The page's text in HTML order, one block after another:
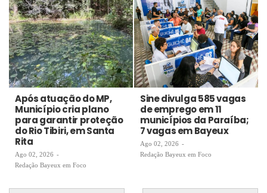
Após atuação do MP,
Município cria plano
para garantir proteção
do Rio Tibiri, em Santa
Rita
Ago 02, 2026 -
Redação Bayeux em Foco
Sine divulga 585 vagas
de emprego em 11
municípios da Paraíba;
7 vagas em Bayeux
Ago 02, 2026 -
Redação Bayeux em Foco